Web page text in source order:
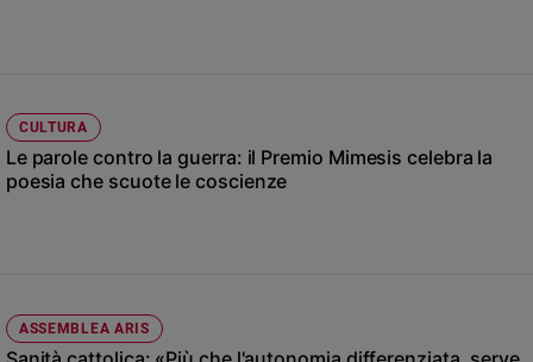
Devozione
e
CULTURA
Le parole contro la guerra: il Premio Mimesis celebra la
poesia che scuote le coscienze
ASSEMBLEA ARIS